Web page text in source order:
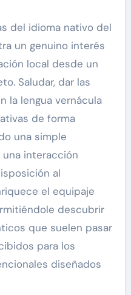
del idioma nativo del
un genuino interés
local desde un
Saludar, dar las
la lengua vernácula
de forma
una simple
interacción
al
el equipaje
descubrir
que suelen pasar
para los
diseñados